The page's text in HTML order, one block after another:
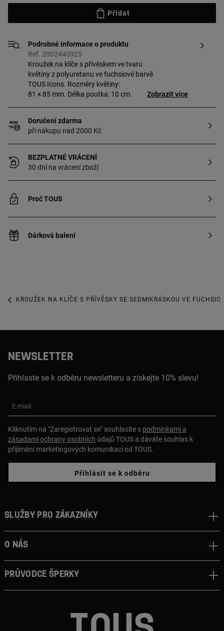
Přidat
Podrobné informace o produktu
Ref. 2002440925
Kroužek na klíče s přívěskem ve tvaru
květiny z polyuretanu ve fuchsiové barvě
TOUS Icons. Rozměry květiny:
81 × 85 mm. Délka poutka: 10 cm.
Zobrazit více
Doručení zdarma
při nákupu nad 2000 Kč
BEZPLATNÉ VRÁCENÍ
30 dní na vrácení zboží
Proč TOUS
Dárková balení
KROUŽEK NA KLÍČE S PŘÍVĚSKY SE SEDMIKRÁSKOU VE
NEWSLETTER
Přihlaste se k odběru newsletteru a získejte 10% slevu!
E-mail
Kliknutím na "Zaregistrovat se" souhlasíte s podmínkami a
zásadamiochrany osobních údajů TOUS a dáváte souhlas k
přijímání marketingových komunikací od TOUS.
Přihlásit se k odběru
Služby pro zákazníky
O nás
Průvodce šperky